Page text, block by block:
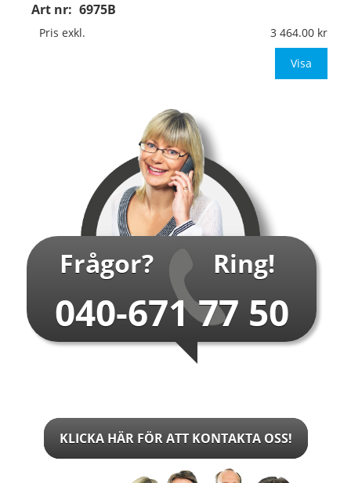
Art nr: 6975B
Material:Kantvikt aluminium, 2mm (stolpmontage)
Mått:594x841mm (eller annat mått upp till 0,50m²)
Pris exkl. 3 464.00
Visa
Frågor? Ring!
040-671 77 50
KLICKA HÄR FÖR ATT KONTAKTA OSS!